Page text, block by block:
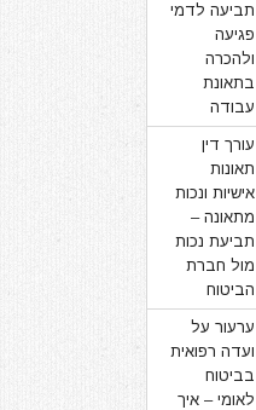
תביעה לדמי
פגיעה
ולהכרה
בתאונת
עבודה
עורך דין
תאונות
אישיות ונכות
מתאונה –
תביעת נכות
מול חברת
הביטוח
ערעור על
ועדה רפואית
בביטוח
לאומי – איך